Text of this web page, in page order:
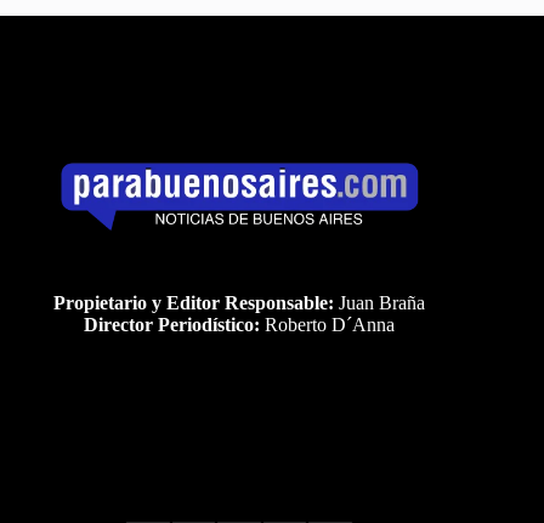
Propietario y Editor Responsable: Juan Braña
Director Periodístico: Roberto D´Anna